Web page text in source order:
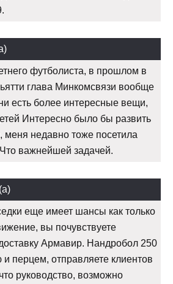
футболиста, в прошлом в
глава Минкомсвязи вообще
есть более интересные вещи,
Интересно было бы развить
меня недавно тоже посетила
важнейшей задачей.
еще имеет шансы как только
вы почувствуете
Армавир. Нандробол 250
и перцем, отправляете клиентов
руководство, возможно